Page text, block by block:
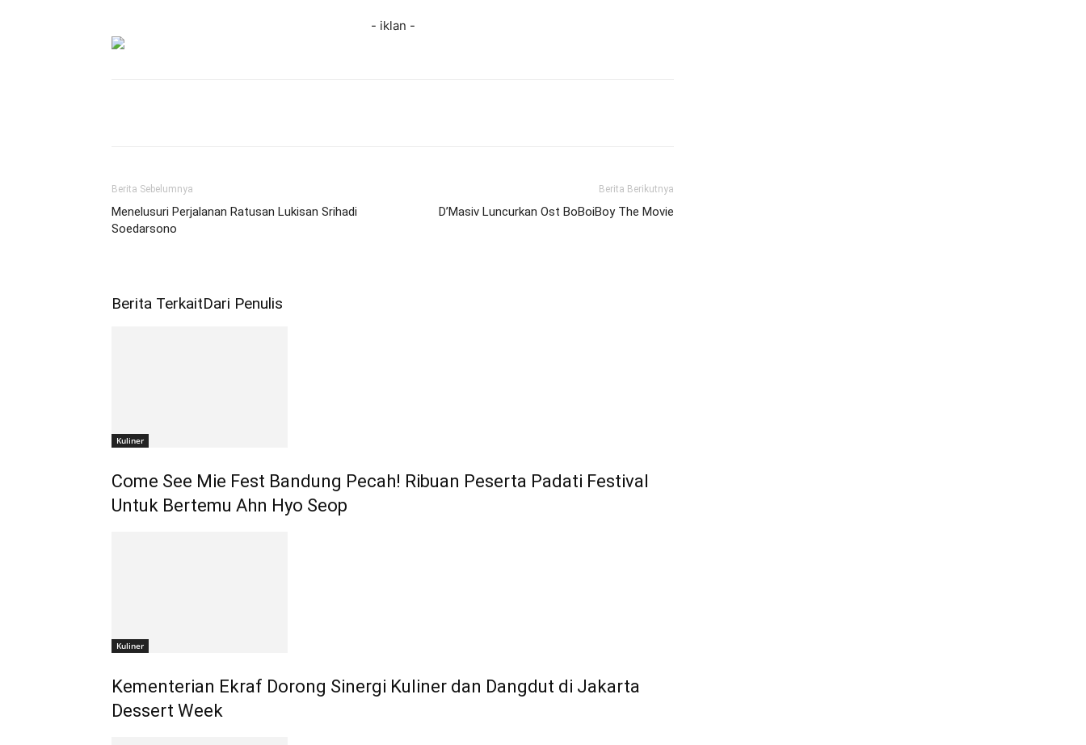
- iklan -
Berita Sebelumnya
Menelusuri Perjalanan Ratusan Lukisan Srihadi
Soedarsono
Berita Berikutnya
D’Masiv Luncurkan Ost BoBoiBoy The Movie
Berita TerkaitDari Penulis
Kuliner
Come See Mie Fest Bandung Pecah! Ribuan Peserta Padati Festival
Untuk Bertemu Ahn Hyo Seop
Kuliner
Kementerian Ekraf Dorong Sinergi Kuliner dan Dangdut di Jakarta
Dessert Week